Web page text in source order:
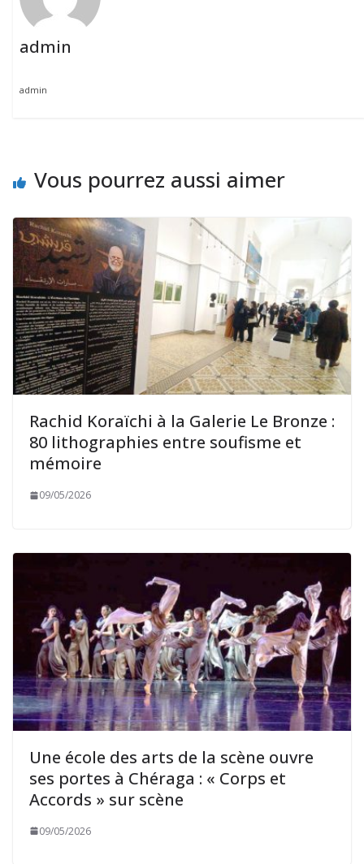
admin
admin
Vous pourrez aussi aimer
Rachid Koraïchi à la Galerie Le Bronze :
80 lithographies entre soufisme et
mémoire
09/05/2026
Une école des arts de la scène ouvre
ses portes à Chéraga : « Corps et
Accords » sur scène
09/05/2026